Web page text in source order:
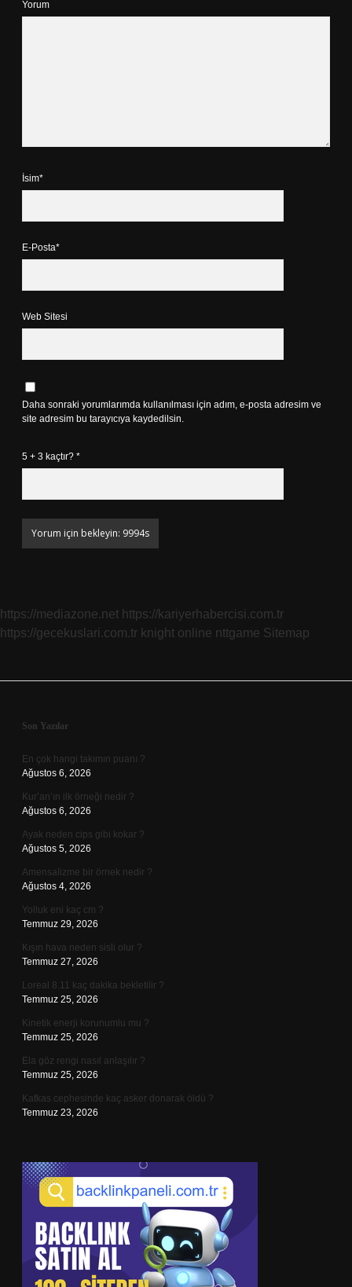
Yorum
İsim*
E-Posta*
Web Sitesi
Daha sonraki yorumlarımda kullanılması için adım, e-posta adresim ve
site adresim bu tarayıcıya kaydedilsin.
5 + 3 kaçtır? *
https://mediazone.net https://kariyerhabercisi.com.tr
https://gecekuslari.com.tr knight online nttgame Sitemap
Sidebar
Son Yazılar
En çok hangi takımın puanı ?
Ağustos 6, 2026
Kur’an’ın ilk örneği nedir ?
Ağustos 6, 2026
Ayak neden cips gibi kokar ?
Ağustos 5, 2026
Amensalizme bir örnek nedir ?
Ağustos 4, 2026
Yolluk eni kaç cm ?
Temmuz 29, 2026
Kışın hava neden sisli olur ?
Temmuz 27, 2026
Loreal 8.11 kaç dakika bekletilir ?
Temmuz 25, 2026
Kinetik enerji korunumlu mu ?
Temmuz 25, 2026
Ela göz rengi nasıl anlaşılır ?
Temmuz 25, 2026
Kafkas cephesinde kaç asker donarak öldü ?
Temmuz 23, 2026